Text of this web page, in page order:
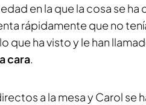
en la que la cosa se
rápidamente que no
que ha visto y le han
cara
a la mesa y Carol se